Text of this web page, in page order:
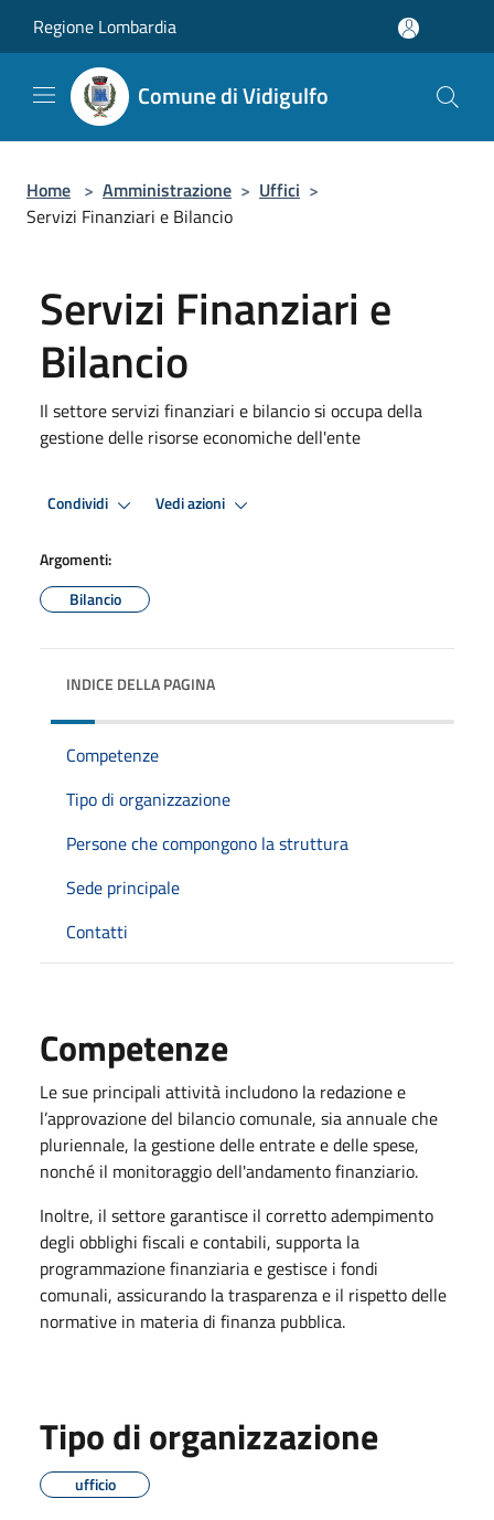
Regione Lombardia
Comune di Vidigulfo
Home > Amministrazione > Uffici >
Servizi Finanziari e Bilancio
Servizi Finanziari e
Bilancio
Il settore servizi finanziari e bilancio si occupa della
gestione delle risorse economiche dell'ente
Condividi Vedi azioni
Argomenti:
Bilancio
INDICE DELLA PAGINA
Competenze
Tipo di organizzazione
Persone che compongono la struttura
Sede principale
Contatti
Competenze
Le sue principali attività includono la redazione e
l’approvazione del bilancio comunale, sia annuale che
pluriennale, la gestione delle entrate e delle spese,
nonché il monitoraggio dell'andamento finanziario.
Inoltre, il settore garantisce il corretto adempimento
degli obblighi fiscali e contabili, supporta la
programmazione finanziaria e gestisce i fondi
comunali, assicurando la trasparenza e il rispetto delle
normative in materia di finanza pubblica.
Tipo di organizzazione
ufficio